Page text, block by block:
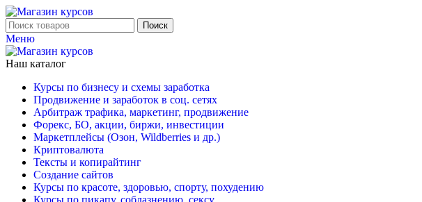
Поиск
Меню
Наш каталог
Курсы по бизнесу и схемы заработка
Продвижение и заработок в соц. сетях
Арбитраж трафика, маркетинг, продвижение
Форекс, БО, акции, биржи, инвестиции
Маркетплейсы (Озон, Wildberries и др.)
Криптовалюта
Тексты и копирайтинг
Создание сайтов
Курсы по красоте, здоровью, спорту, похудению
Курсы по пикапу, соблазнению, сексу